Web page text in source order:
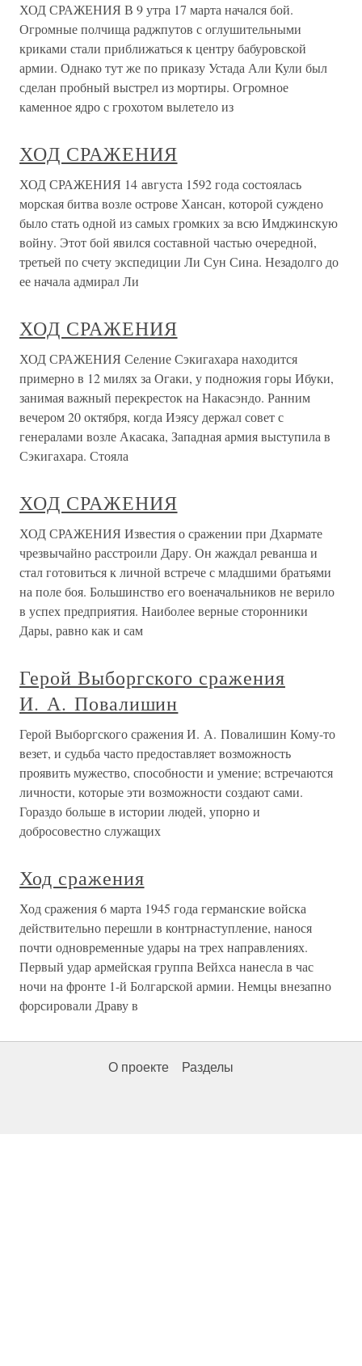
ХОД СРАЖЕНИЯ В 9 утра 17 марта начался бой.
Огромные полчища раджпутов с оглушительными
криками стали приближаться к центру бабуровской
армии. Однако тут же по приказу Устада Али Кули был
сделан пробный выстрел из мортиры. Огромное
каменное ядро с грохотом вылетело из
ХОД СРАЖЕНИЯ
ХОД СРАЖЕНИЯ 14 августа 1592 года состоялась
морская битва возле острове Хансан, которой суждено
было стать одной из самых громких за всю Имджинскую
войну. Этот бой явился составной частью очередной,
третьей по счету экспедиции Ли Сун Сина. Незадолго до
ее начала адмирал Ли
ХОД СРАЖЕНИЯ
ХОД СРАЖЕНИЯ Селение Сэкигахара находится
примерно в 12 милях за Огаки, у подножия горы Ибуки,
занимая важный перекресток на Накасэндо. Ранним
вечером 20 октября, когда Иэясу держал совет с
генералами возле Акасака, Западная армия выступила в
Сэкигахара. Стояла
ХОД СРАЖЕНИЯ
ХОД СРАЖЕНИЯ Известия о сражении при Дхармате
чрезвычайно расстроили Дару. Он жаждал реванша и
стал готовиться к личной встрече с младшими братьями
на поле боя. Большинство его военачальников не верило
в успех предприятия. Наиболее верные сторонники
Дары, равно как и сам
Герой Выборгского сражения
И. А. Повалишин
Герой Выборгского сражения И. А. Повалишин Кому-то
везет, и судьба часто предоставляет возможность
проявить мужество, способности и умение; встречаются
личности, которые эти возможности создают сами.
Гораздо больше в истории людей, упорно и
добросовестно служащих
Ход сражения
Ход сражения 6 марта 1945 года германские войска
действительно перешли в контрнаступление, нанося
почти одновременные удары на трех направлениях.
Первый удар армейская группа Вейхса нанесла в час
ночи на фронте 1-й Болгарской армии. Немцы внезапно
форсировали Драву в
О проекте Разделы